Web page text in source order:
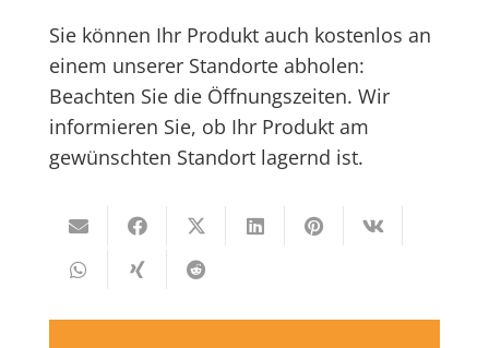
Sie können Ihr Produkt auch kostenlos an
einem unserer Standorte abholen:
Beachten Sie die Öffnungszeiten. Wir
informieren Sie, ob Ihr Produkt am
gewünschten Standort lagernd ist.